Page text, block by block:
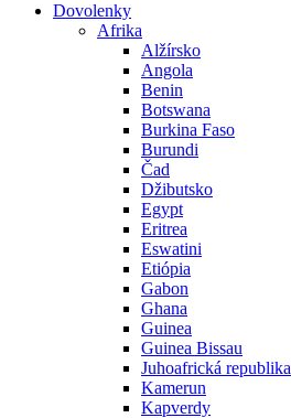
Dovolenky
Afrika
Alžírsko
Angola
Benin
Botswana
Burkina Faso
Burundi
Čad
Džibutsko
Egypt
Eritrea
Eswatini
Etiópia
Gabon
Ghana
Guinea
Guinea Bissau
Juhoafrická republika
Kamerun
Kapverdy